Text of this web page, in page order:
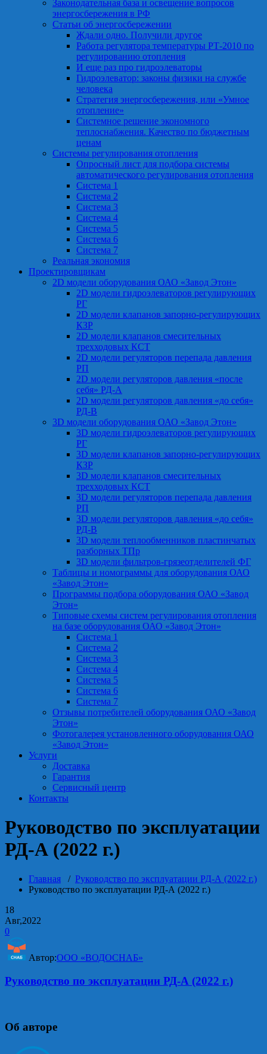
Законодательная база и освещение вопросов
энергосбережения в РФ
Статьи об энергосбережении
Ждали одно. Получили другое
Работа регулятора температуры РТ-2010 по
регулированию отопления
И еще раз про гидроэлеваторы
Гидроэлеватор: законы физики на службе
человека
Стратегия энергосбережения, или «Умное
отопление»
Системное решение экономного
теплоснабжения. Качество по бюджетным
ценам
Системы регулирования отопления
Опросный лист для подбора системы
автоматического регулирования отопления
Система 1
Система 2
Система 3
Система 4
Система 5
Система 6
Система 7
Реальная экономия
Проектировщикам
2D модели оборудования ОАО «Завод Этон»
2D модели гидроэлеваторов регулирующих
РГ
2D модели клапанов запорно-регулирующих
КЗР
2D модели клапанов смесительных
трехходовых КСТ
2D модели регуляторов перепада давления
РП
2D модели регуляторов давления «после
себя» РД-А
2D модели регуляторов давления «до себя»
РД-В
3D модели оборудования ОАО «Завод Этон»
3D модели гидроэлеваторов регулирующих
РГ
3D модели клапанов запорно-регулирующих
КЗР
3D модели клапанов смесительных
трехходовых КСТ
3D модели регуляторов перепада давления
РП
3D модели регуляторов давления «до себя»
РД-В
3D модели теплообменников пластинчатых
разборных ТПр
3D модели фильтров-грязеотделителей ФГ
Таблицы и номограммы для оборудования ОАО
«Завод Этон»
Программы подбора оборудования ОАО «Завод
Этон»
Типовые схемы систем регулирования отопления
на базе оборудования ОАО «Завод Этон»
Система 1
Система 2
Система 3
Система 4
Система 5
Система 6
Система 7
Отзывы потребителей оборудования ОАО «Завод
Этон»
Фотогалерея установленного оборудования ОАО
«Завод Этон»
Услуги
Доставка
Гарантия
Сервисный центр
Контакты
Руководство по эксплуатации
РД-А (2022 г.)
Главная / Руководство по эксплуатации РД-А (2022 г.)
Руководство по эксплуатации РД-А (2022 г.)
18
Авг,2022
0
Автор:ООО «ВОДОСНАБ»
Руководство по эксплуатации РД-А (2022 г.)
Об авторе